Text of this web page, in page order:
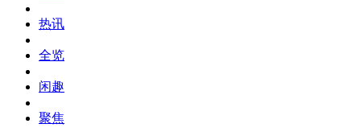
热讯
全览
闲趣
聚焦